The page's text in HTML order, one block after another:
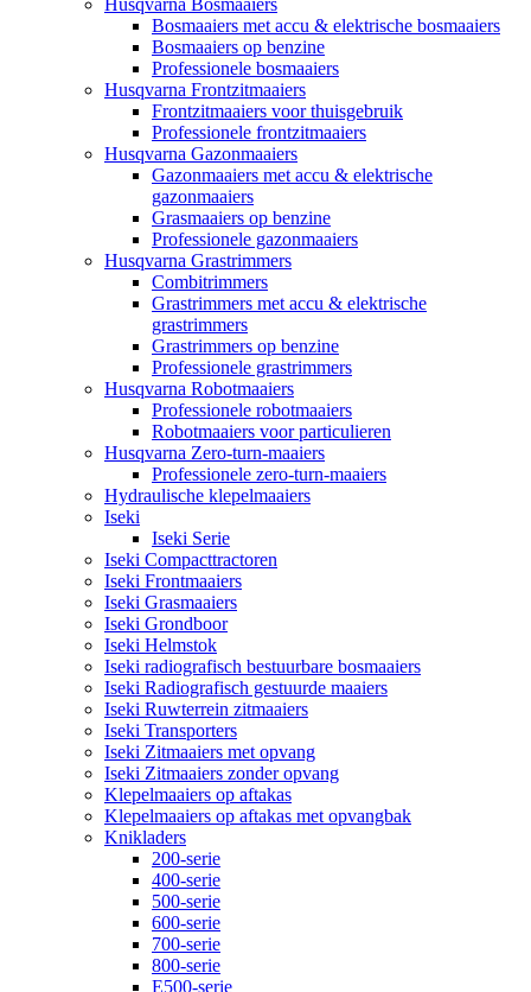
Bosmaaiers met accu & elektrische bosmaaiers
Bosmaaiers op benzine
Professionele bosmaaiers
Husqvarna Frontzitmaaiers
Frontzitmaaiers voor thuisgebruik
Professionele frontzitmaaiers
Husqvarna Gazonmaaiers
Gazonmaaiers met accu & elektrische
gazonmaaiers
Grasmaaiers op benzine
Professionele gazonmaaiers
Husqvarna Grastrimmers
Combitrimmers
Grastrimmers met accu & elektrische
grastrimmers
Grastrimmers op benzine
Professionele grastrimmers
Husqvarna Robotmaaiers
Professionele robotmaaiers
Robotmaaiers voor particulieren
Husqvarna Zero-turn-maaiers
Professionele zero-turn-maaiers
Hydraulische klepelmaaiers
Iseki
Iseki Serie
Iseki Compacttractoren
Iseki Frontmaaiers
Iseki Grasmaaiers
Iseki Grondboor
Iseki Helmstok
Iseki radiografisch bestuurbare bosmaaiers
Iseki Radiografisch gestuurde maaiers
Iseki Ruwterrein zitmaaiers
Iseki Transporters
Iseki Zitmaaiers met opvang
Iseki Zitmaaiers zonder opvang
Klepelmaaiers op aftakas
Klepelmaaiers op aftakas met opvangbak
Knikladers
200-serie
400-serie
500-serie
600-serie
700-serie
800-serie
E500-serie